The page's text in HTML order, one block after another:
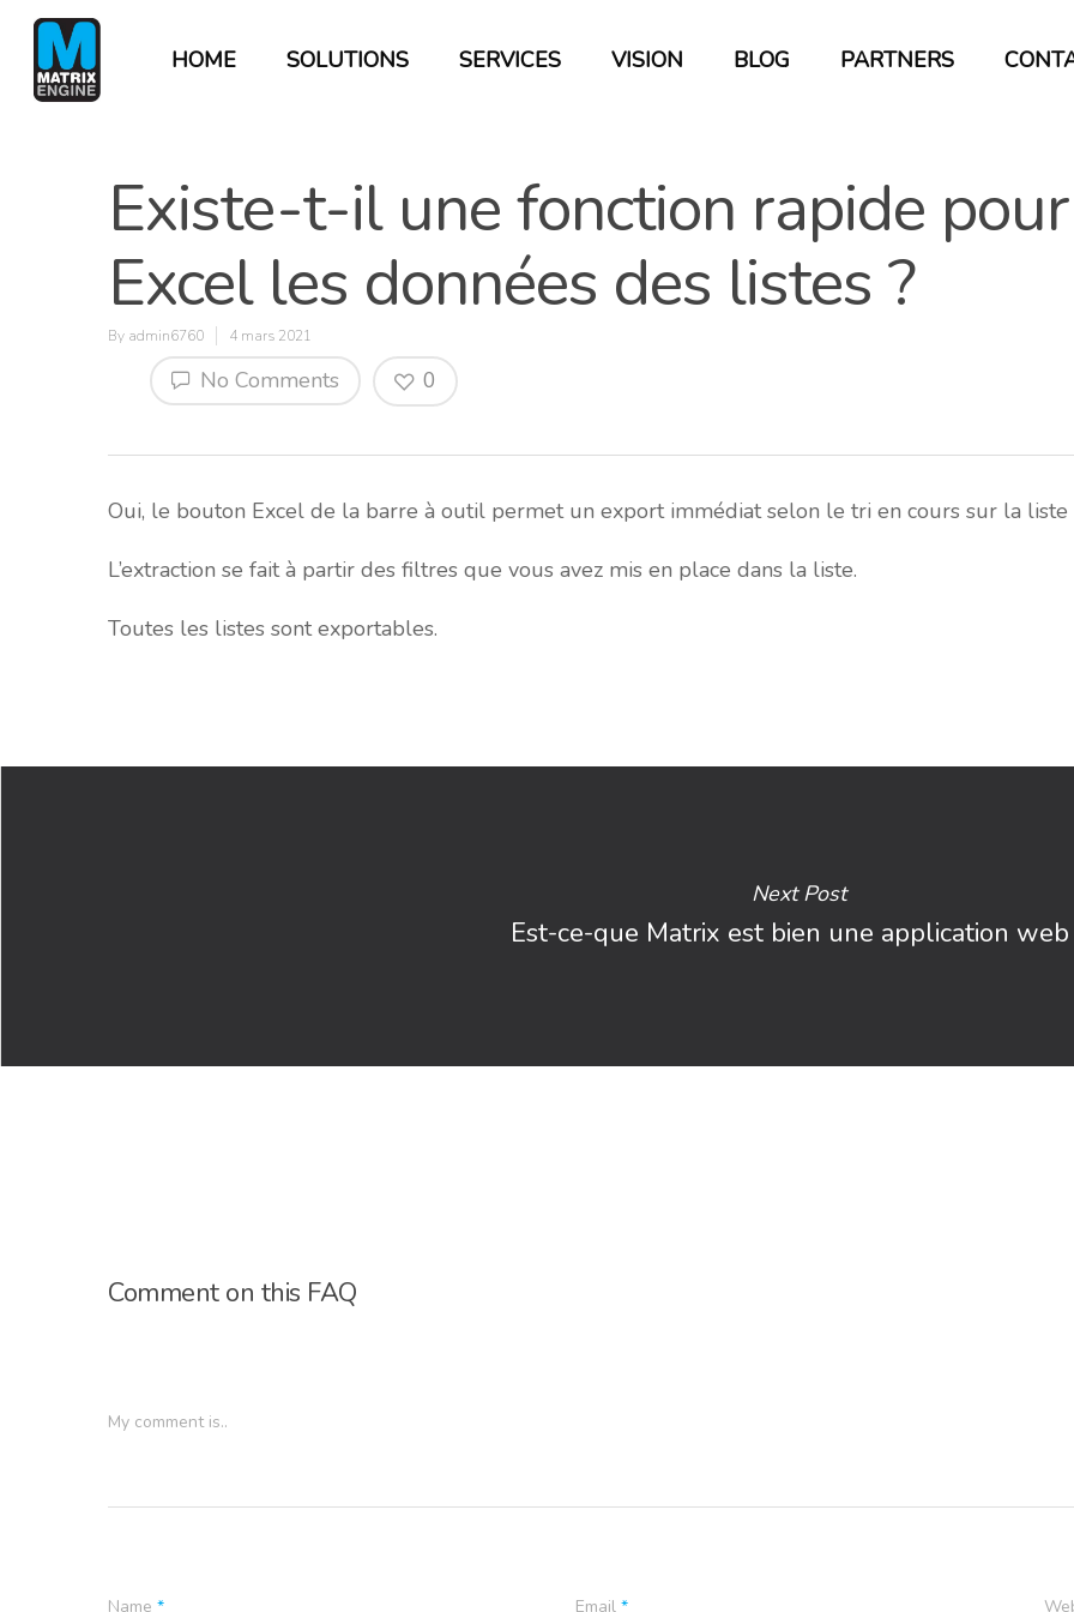
Hit enter to search or ESC to close
HOME SOLUTIONS SERVICES VISION BLOG PARTNERS
Existe-t-il une fonction rapide
Excel les données des listes ?
By admin6760 4 mars 2021
No Comments 0
Oui, le bouton Excel de la barre à outil permet un export immédiat selon le tri en cours sur la liste
L’extraction se fait à partir des filtres que vous avez mis en place dans la liste.
Toutes les listes sont exportables.
Next Post
Est-ce-que Matrix est bien une application web
Comment on this FAQ
My comment is..
Name * Email*